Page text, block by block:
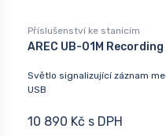
Příslušenství ke stanicím
AREC UB-01M
Světlo signalizující záznam
USB
10 890 Kč s DPH